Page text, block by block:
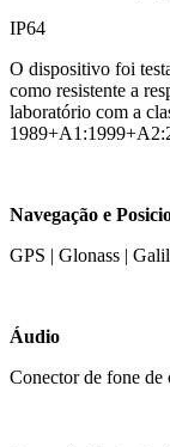
IP64
O dispositivo foi
como resistente a
laboratório com a
Navegação e
GPS | Glonass |
Áudio
Conector de fone